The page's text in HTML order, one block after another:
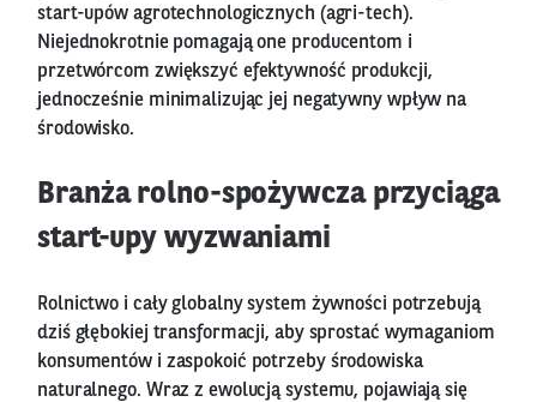
start-upów agrotechnologicznych (agri-tech).
Niejednokrotnie pomagają one producentom i
przetwórcom zwiększyć efektywność produkcji,
jednocześnie minimalizując jej negatywny wpływ na
środowisko.
Branża rolno-spożywcza przyciąga
start-upy wyzwaniami
Rolnictwo i cały globalny system żywności potrzebują
dziś głębokiej transformacji, aby sprostać wymaganiom
konsumentów i zaspokoić potrzeby środowiska
naturalnego. Wraz z ewolucją systemu, pojawiają się